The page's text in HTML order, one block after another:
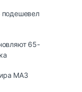
подешевел
65-
МАЗ